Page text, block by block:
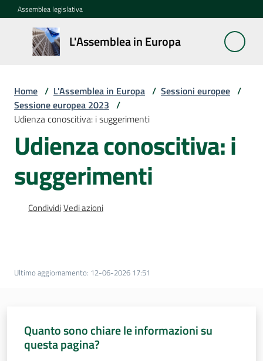
Vai al contenuto
Vai alla navigazione
Vai al footer
Assemblea legislativa
L'Assemblea in Europa
L'Assemblea
in Europa
Cos'è
la
europea
La
europea
europee
Home / L'Assemblea in Europa / Sessioni europee /
Sessione europea 2023 /
Udienza conoscitiva: i suggerimenti
Udienza conoscitiva: i
suggerimenti
CondividiVedi azioni
Ultimo aggiornamento: 12-06-2026 17:51
Quanto sono chiare le informazioni su
questa pagina?